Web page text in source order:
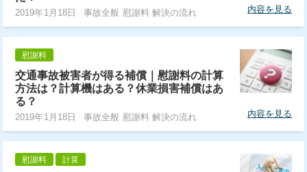
2019年1月18日 事故全般 慰謝料 解決の流れ 内容を見る
慰謝料
交通事故被害者が得る補償｜慰謝料の計算
方法は？計算機はある？休業損害補償はあ
る？
2019年1月18日 事故全般 慰謝料 解決の流れ 内容を見る
慰謝料 計算